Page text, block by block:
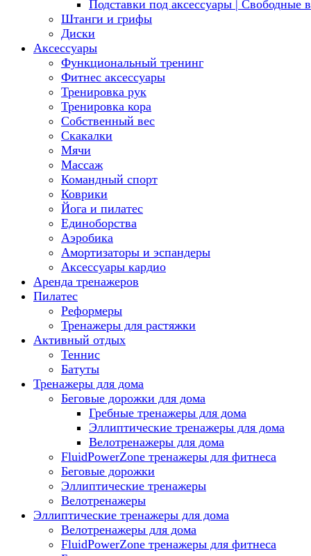
Подставки под аксессуары | Свободные
Штанги и грифы
Диски
Аксессуары
Функциональный тренинг
Фитнес аксессуары
Тренировка рук
Тренировка кора
Собственный вес
Скакалки
Мячи
Массаж
Командный спорт
Коврики
Йога и пилатес
Единоборства
Аэробика
Амортизаторы и эспандеры
Аксессуары кардио
Аренда тренажеров
Пилатес
Реформеры
Тренажеры для растяжки
Активный отдых
Теннис
Батуты
Тренажеры для дома
Беговые дорожки для дома
Гребные тренажеры для дома
Эллиптические тренажеры для дома
Велотренажеры для дома
FluidPowerZone тренажеры для фитнеса
Беговые дорожки
Эллиптические тренажеры
Велотренажеры
Эллиптические тренажеры для дома
Велотренажеры для дома
FluidPowerZone тренажеры для фитнеса